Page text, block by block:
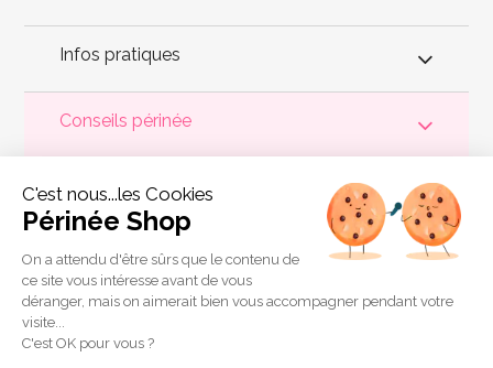
Infos pratiques
Conseils périnée
de muscler et de rééduquer le plancher pelvienpour éviter les
problèmes d'incontinence
, de pesanteur pelvienne, de manque
de sensations durant les rapports sexuels et de petites
fuites
Périnée Shop
a sélectionné les meilleures solutions
pour la rééducation périnéale et pour l'auto-traitement de
l'incontinence à domicile :
biofeedback,cônes vaginaux
connectées etaccessoires pour exercices de Kegel.
Copyright 2011 © Périnée Shop
C'est nous...les Cookies
Périnée Shop
On a attendu d'être sûrs que le contenu de
ce site vous intéresse avant de vous
déranger, mais on aimerait bien vous accompagner pendant votre
visite...
C'est OK pour vous ?